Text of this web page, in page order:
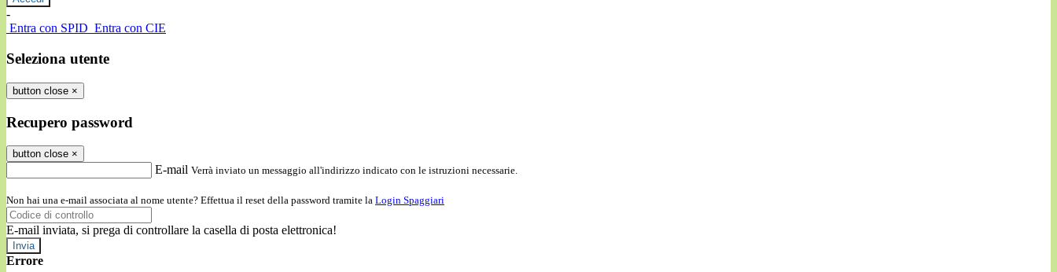
-
Entra con SPID Entra con CIE
Seleziona utente
button close ×
Recupero password
button close ×
E-mail Verrà inviato un messaggio all'indirizzo indicato con le istruzioni necessarie.
Non hai una e-mail associata al nome utente? Effettua il reset della password tramite la Login Spaggiari
E-mail inviata, si prega di controllare la casella di posta elettronica!
Errore